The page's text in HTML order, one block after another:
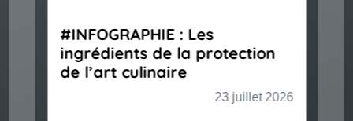
#INFOGRAPHIE : Les
ingrédients de la protection
de l’art culinaire
23 juillet 2026